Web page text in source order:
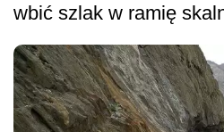
wbić szlak w ramię